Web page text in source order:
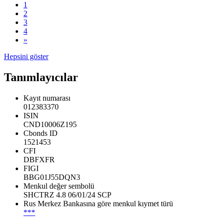
1
2
3
4
»
Hepsini göster
Tanımlayıcılar
Kayıt numarası
012383370
ISIN
CND10006Z195
Cbonds ID
1521453
CFI
DBFXFR
FIGI
BBG01J55DQN3
Menkul değer sembolü
SHCTRZ 4.8 06/01/24 SCP
Rus Merkez Bankasına göre menkul kıymet türü
***